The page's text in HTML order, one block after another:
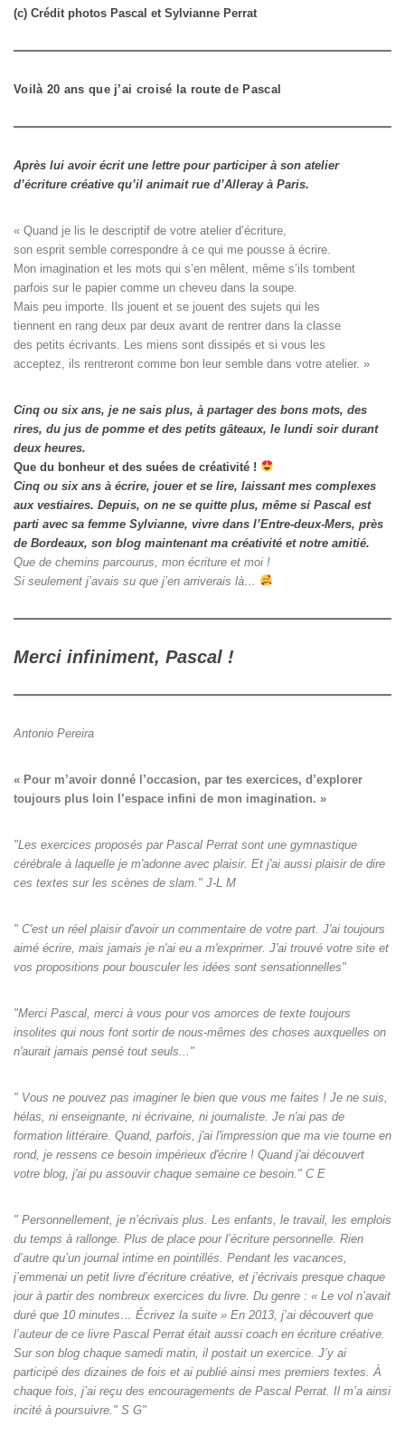
(c) Crédit photos Pascal et Sylvianne Perrat
Voilà 20 ans que j’ai croisé la route de Pascal
Après lui avoir écrit une lettre pour participer à son atelier
d’écriture créative qu’il animait rue d’Alleray à Paris.
« Quand je lis le descriptif de votre atelier d’écriture,
son esprit semble correspondre à ce qui me pousse à écrire.
Mon imagination et les mots qui s’en mêlent, même s’ils tombent
parfois sur le papier comme un cheveu dans la soupe.
Mais peu importe. Ils jouent et se jouent des sujets qui les
tiennent en rang deux par deux avant de rentrer dans la classe
des petits écrivants. Les miens sont dissipés et si vous les
acceptez, ils rentreront comme bon leur semble dans votre atelier. »
Cinq ou six ans, je ne sais plus, à partager des bons mots, des
rires, du jus de pomme et des petits gâteaux, le lundi soir durant
deux heures.
Que du bonheur et des suées de créativité !
Cinq ou six ans à écrire, jouer et se lire, laissant mes complexes
aux vestiaires. Depuis, on ne se quitte plus, même si Pascal est
parti avec sa femme Sylvianne, vivre dans l’Entre-deux-Mers, près
de Bordeaux, son blog maintenant ma créativité et notre amitié.
Que de chemins parcourus, mon écriture et moi !
Si seulement j’avais su que j’en arriverais là…
Merci infiniment, Pascal !
Antonio Pereira
« Pour m’avoir donné l’occasion, par tes exercices, d’explorer
toujours plus loin l’espace infini de mon imagination. »
"Les exercices proposés par Pascal Perrat sont une gymnastique
cérébrale à laquelle je m'adonne avec plaisir. Et j'ai aussi plaisir de dire
ces textes sur les scènes de slam." J-L M
" C'est un réel plaisir d'avoir un commentaire de votre part. J'ai toujours
aimé écrire, mais jamais je n'ai eu a m'exprimer. J'ai trouvé votre site et
vos propositions pour bousculer les idées sont sensationnelles"
"Merci Pascal, merci à vous pour vos amorces de texte toujours
insolites qui nous font sortir de nous-mêmes des choses auxquelles on
n'aurait jamais pensé tout seuls‌..."
" Vous ne pouvez pas imaginer le bien que vous me faites ! Je ne suis,
hélas, ni enseignante, ni écrivaine, ni journaliste. Je n'ai pas de
formation littéraire. Quand, parfois, j'ai l'impression que ma vie tourne en
rond, je ressens ce besoin impérieux d'écrire ! Quand j'ai découvert
votre blog, j'ai pu assouvir chaque semaine ce besoin." C E
" Personnellement, je n’écrivais plus. Les enfants, le travail, les emplois
du temps à rallonge. Plus de place pour l’écriture personnelle. Rien
d’autre qu’un journal intime en pointillés. Pendant les vacances,
j’emmenai un petit livre d’écriture créative, et j’écrivais presque chaque
jour à partir des nombreux exercices du livre. Du genre : « Le vol n’avait
duré que 10 minutes… Écrivez la suite » En 2013, j’ai découvert que
l’auteur de ce livre Pascal Perrat était aussi coach en écriture créative.
Sur son blog chaque samedi matin, il postait un exercice. J’y ai
participé des dizaines de fois et ai publié ainsi mes premiers textes. À
chaque fois, j’ai reçu des encouragements de Pascal Perrat. Il m’a ainsi
incité à poursuivre." S G"